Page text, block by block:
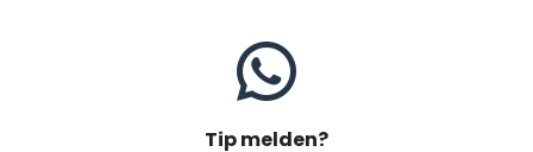
Tip melden?